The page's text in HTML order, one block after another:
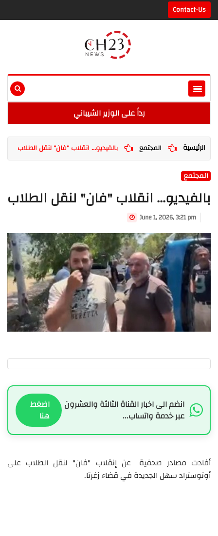
Contact-Us
رداً على الوزير الشيباني
الرئيسية المجتمع بالفيديو... انقلاب "فان" لنقل الطلاب
المجتمع
بالفيديو... انقلاب "فان" لنقل الطلاب
June 1, 2026, 3:21 pm
انضم الى اخبار القناة الثالثة والعشرون
عبر خدمة واتساب...
اضغط
هنا
أفادت مصادر صحفية عن إنقلاب "فان" لنقل الطلاب على
أوتوستراد سهل الجديدة في قضاء زغرتا.